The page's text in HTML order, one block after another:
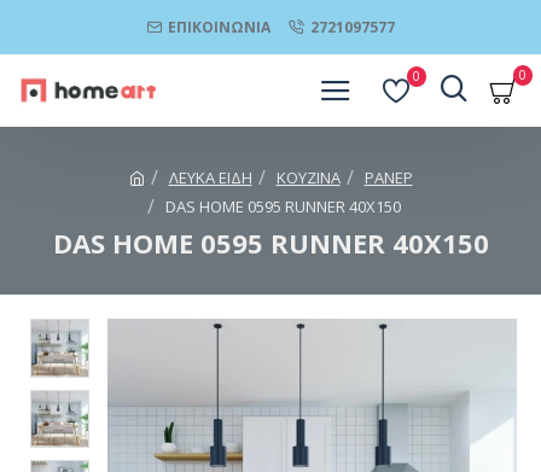
ΕΠΙΚΟΙΝΩΝΊΑ 2721097577
0 0
ΛΕΥΚΑ ΕΙΔΗ ΚΟΥΖΙΝΑ
ΡΑΝΕΡ
DAS HOME 0595 RUNNER 40Χ150
DAS HOME 0595 RUNNER 40Χ150